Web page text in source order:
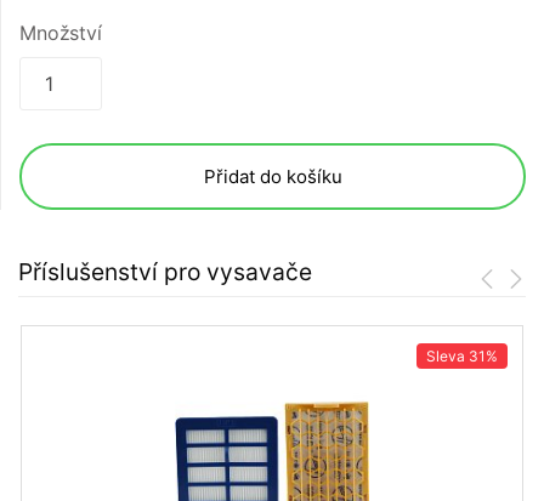
Množství
Přidat do košíku
Příslušenství pro vysavače
Sleva 31%